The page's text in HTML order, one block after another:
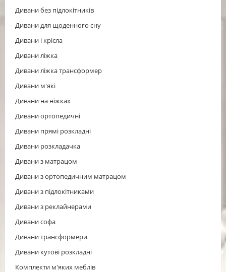
Дивани без підлокітників
Дивани для щоденного сну
Дивани і крісла
Дивани ліжка
Дивани ліжка трансформер
Дивани м'які
Дивани на ніжках
Дивани ортопедичні
Дивани прямі розкладні
Дивани розкладачка
Дивани з матрацом
Дивани з ортопедичним матрацом
Дивани з підлокітниками
Дивани з реклайнерами
Дивани софа
Дивани трансформери
Дивани кутові розкладні
Комплекти м'яких меблів